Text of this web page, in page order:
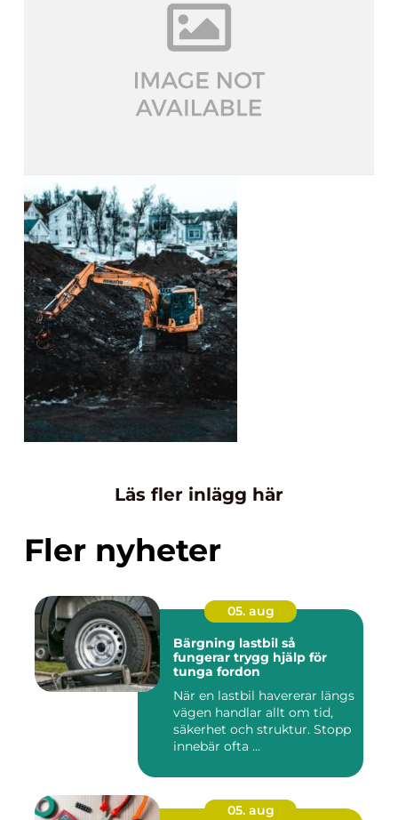
Läs fler inlägg här
Fler nyheter
05. aug
Bärgning lastbil så
fungerar trygg hjälp för
tunga fordon
När en lastbil havererar längs
vägen handlar allt om tid,
säkerhet och struktur. Stopp
innebär ofta ...
05. aug